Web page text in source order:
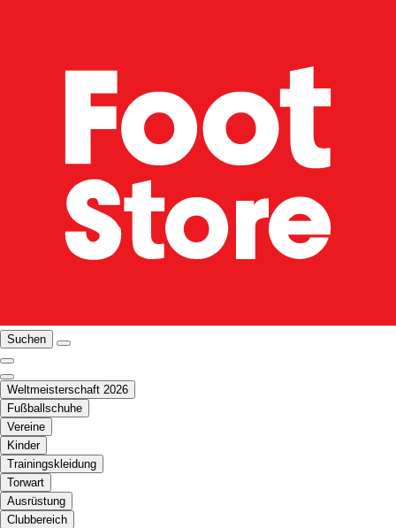
Suchen
Weltmeisterschaft 2026
Fußballschuhe
Vereine
Kinder
Trainingskleidung
Torwart
Ausrüstung
Clubbereich